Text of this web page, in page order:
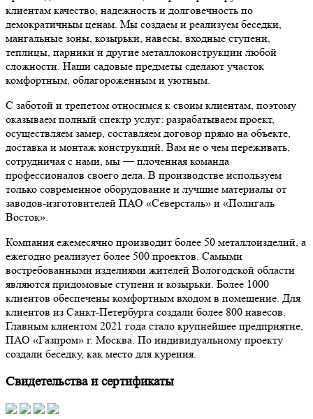
клиентам качество, надежность и долговечность по
демократичным ценам. Мы создаем и реализуем беседки,
мангальные зоны, козырьки, навесы, входные ступени,
теплицы, парники и другие металлоконструкции любой
сложности. Наши садовые предметы сделают участок
комфортным, облагороженным и уютным.
С заботой и трепетом относимся к своим клиентам, поэтому
оказываем полный спектр услуг: разрабатываем проект,
осуществляем замер, составляем договор прямо на объекте,
доставка и монтаж конструкций. Вам не о чем переживать,
сотрудничая с нами, мы — плоченная команда
профессионалов своего дела. В производстве используем
только современное оборудование и лучшие материалы от
заводов-изготовителей ПАО «Северсталь» и «Полигаль
Восток».
Компания ежемесячно производит более 50 металлоизделий, а
ежегодно реализует более 500 проектов. Самыми
востребованными изделиями жителей Вологодской области
являются придомовые ступени и козырьки. Более 1000
клиентов обеспечены комфортным входом в помещение. Для
клиентов из Санкт-Петербурга создали более 800 навесов.
Главным клиентом 2021 года стало крупнейшее предприятие,
ПАО «Газпром» г. Москва. По индивидуальному проекту
создали беседку, как место для курения.
Свидетельства и сертификаты